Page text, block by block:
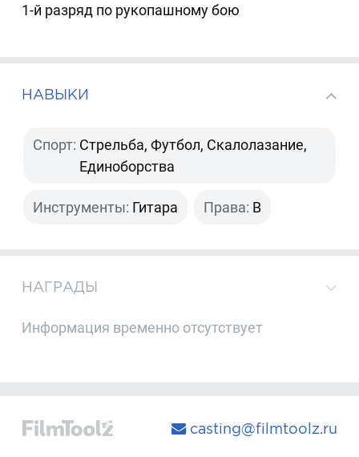
1-й разряд по рукопашному бою
НАВЫКИ
Спорт: Стрельба, Футбол, Скалолазание,
Единоборства
Инструменты: Гитара Права: B
НАГРАДЫ
Информация временно отсутствует
casting@filmtoolz.ru